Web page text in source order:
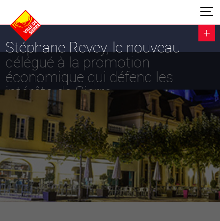
Stéphane Revey, le nouveau
délégué à la promotion
économique qui défend les
intérêts de Sierre